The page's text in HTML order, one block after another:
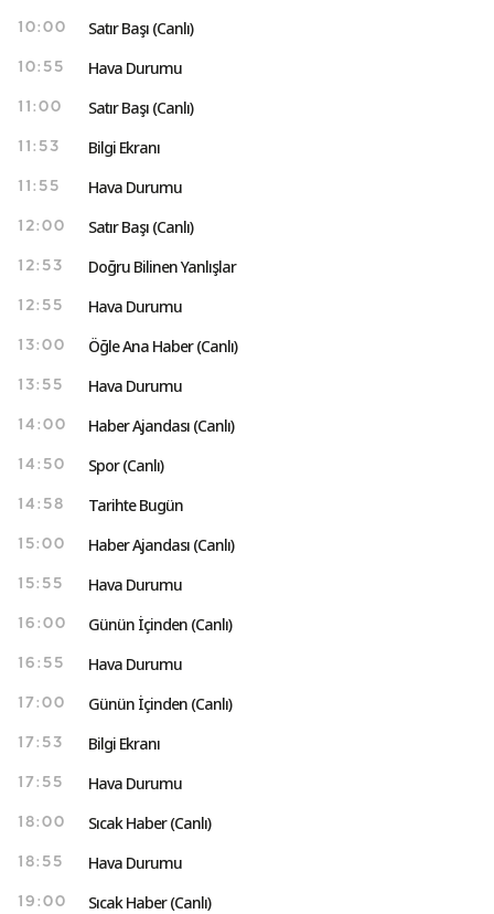
10:00 Satır Başı (Canlı)
10:55 Hava Durumu
11:00 Satır Başı (Canlı)
11:53 Bilgi Ekranı
11:55 Hava Durumu
12:00 Satır Başı (Canlı)
12:53 Doğru Bilinen Yanlışlar
12:55 Hava Durumu
13:00 Öğle Ana Haber (Canlı)
13:55 Hava Durumu
14:00 Haber Ajandası (Canlı)
14:50 Spor (Canlı)
14:58 Tarihte Bugün
15:00 Haber Ajandası (Canlı)
15:55 Hava Durumu
16:00 Günün İçinden (Canlı)
16:55 Hava Durumu
17:00 Günün İçinden (Canlı)
17:53 Bilgi Ekranı
17:55 Hava Durumu
18:00 Sıcak Haber (Canlı)
18:55 Hava Durumu
19:00 Sıcak Haber (Canlı)